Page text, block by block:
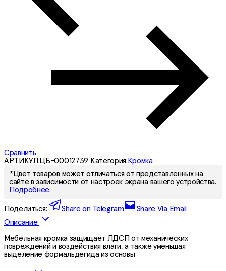
Сравнить
АРТИКУЛ:ЦБ-00012739 Категория: Кромка
*Цвет товаров может отличаться от представленных на
сайте в зависимости от настроек экрана вашего устройства.
Подробнее.
Поделиться: Share on Telegram
Share Via Email
Описание
Мебельная кромка защищает ЛДСП от механических
повреждений и воздействия влаги, а также уменьшая
выделение формальдегида из основы